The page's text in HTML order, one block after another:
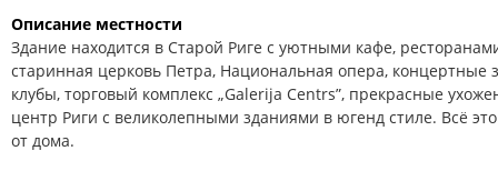
Описание местности
Здание находится в Старой Риге с уютными кафе,
старинная церковь Петра, Национальная опера, концертные
клубы, торговый комплекс „Galerija Centrs”, прекрасные
центр Риги с великолепными зданиями в югенд стиле. Всё
от дома.